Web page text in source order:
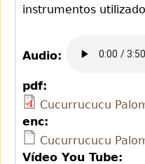
instrumentos
Audio:
pdf:
Cucurrucucu
enc:
Cucurrucucu
Vídeo You Tube: